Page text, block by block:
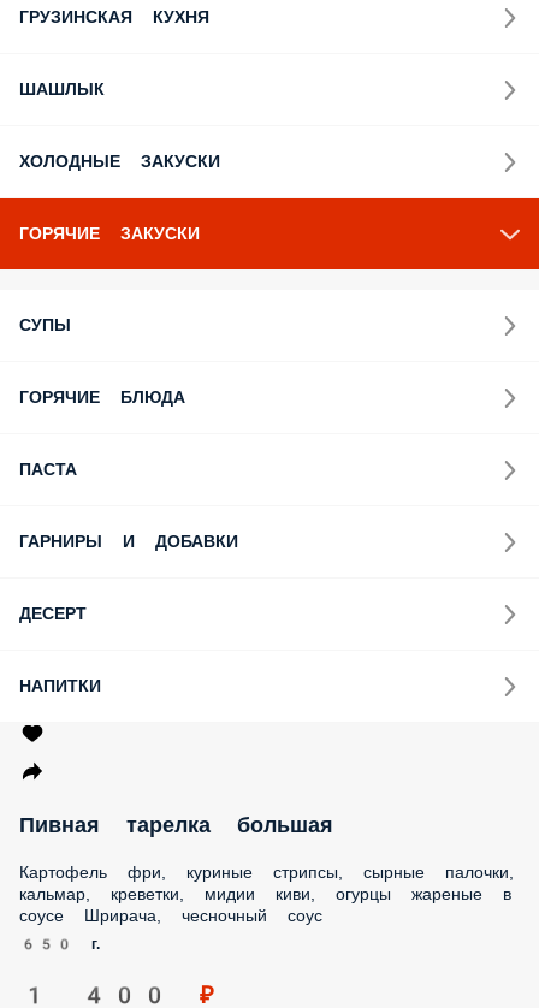
ГРУЗИНСКАЯ КУХНЯ
ШАШЛЫК
ХОЛОДНЫЕ ЗАКУСКИ
ГОРЯЧИЕ ЗАКУСКИ
СУПЫ
ГОРЯЧИЕ БЛЮДА
ПАСТА
ГАРНИРЫ И ДОБАВКИ
ДЕСЕРТ
НАПИТКИ
Пивная тарелка большая
Картофель фри, куриные стрипсы, сырные палочки,
кальмар, креветки, мидии киви, огурцы жареные в соусе
Шрирача, чесночный соус
650 г.
1 400 ₽